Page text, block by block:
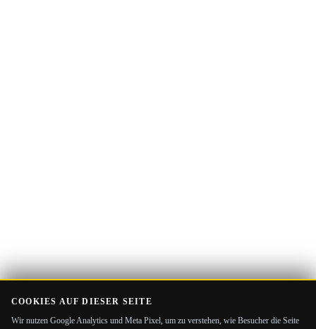
COOKIES AUF DIESER SEITE
Wir nutzen Google Analytics und Meta Pixel, um zu verstehen, wie Besucher die Seite